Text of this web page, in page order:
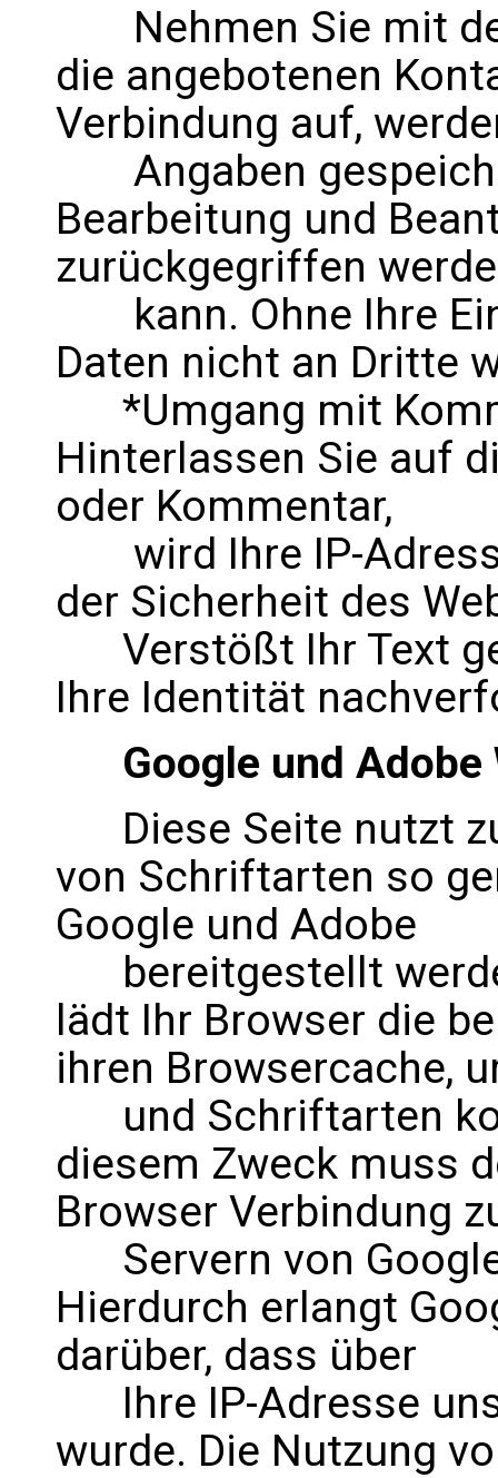
Nehmen Sie mit
die angebotenen
Verbindung auf,
Angaben
Bearbeitung und
zurückgegriffen
kann. Ohne Ihre
Daten nicht an Dritte
*Umgang mit
Hinterlassen Sie auf
oder Kommentar,
wird Ihre IP-
der Sicherheit des
Verstößt Ihr Text
Ihre Identität
Google und Adobe
Diese Seite nutzt
von Schriftarten so
Google und Adobe
bereitgestellt
lädt Ihr Browser die
ihren Browsercache,
und Schriftarten
diesem Zweck muss
Browser Verbindung
Servern von
Hierdurch erlangt
darüber, dass über
Ihre IP-Adresse
wurde. Die Nutzung